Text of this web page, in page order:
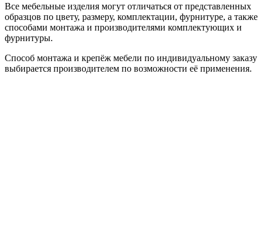
Все мебельные изделия могут отличаться от представленных
образцов по цвету, размеру, комплектации, фурнитуре, а также
способами монтажа и производителями комплектующих и
фурнитуры.
Способ монтажа и крепёж мебели по индивидуальному заказу
выбирается производителем по возможности её применения.